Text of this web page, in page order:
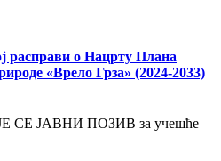
расправи о Нацрту Плана
«Врело Грза» (2024-2033)
СЕ ЈАВНИ ПОЗИВ за учешће